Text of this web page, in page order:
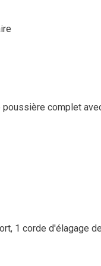
complet
1 corde d'élagage